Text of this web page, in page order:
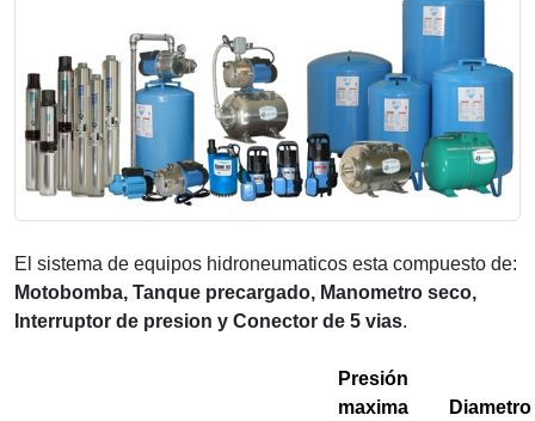
El sistema de equipos hidroneumaticos esta compuesto de:
Motobomba, Tanque precargado, Manometro seco,
Interruptor de presion y Conector de 5 vias.
Presión
maxima
Diametro